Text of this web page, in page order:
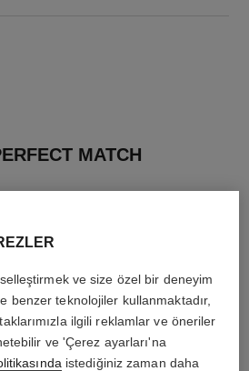
MATCH
ve size özel bir deneyim
benzer teknolojiler kullanmaktadır,
ilgili reklamlar ve öneriler
ve 'Çerez ayarları'na
istediğiniz zaman daha